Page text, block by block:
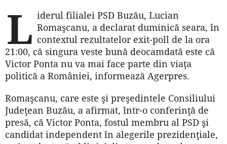
L iderul filialei PSD Buzău, Lucian
Romaşcanu, a declarat duminică seara, în
contextul rezultatelor exit-poll de la ora
21:00, că singura veste bună deocamdată este că
Victor Ponta nu va mai face parte din viaţa
politică a României, informează Agerpres.
Romaşcanu, care este şi preşedintele Consiliului
Judeţean Buzău, a afirmat, într-o conferinţă de
presă, că Victor Ponta, fostul membru al PSD şi
candidat independent în alegerile prezidenţiale,